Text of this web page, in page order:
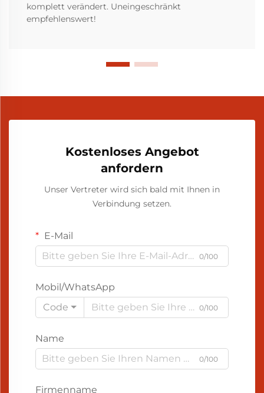
komplett verändert. Uneingeschränkt
empfehlenswert!
Kostenloses Angebot
anfordern
Unser Vertreter wird sich bald mit Ihnen in
Verbindung setzen.
E-Mail
0/100
Mobil/WhatsApp
Code
0/100
Name
0/100
Firmenname